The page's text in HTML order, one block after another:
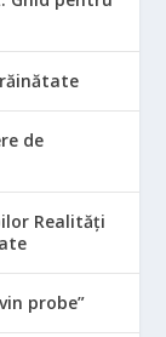
de
Realități
probe”